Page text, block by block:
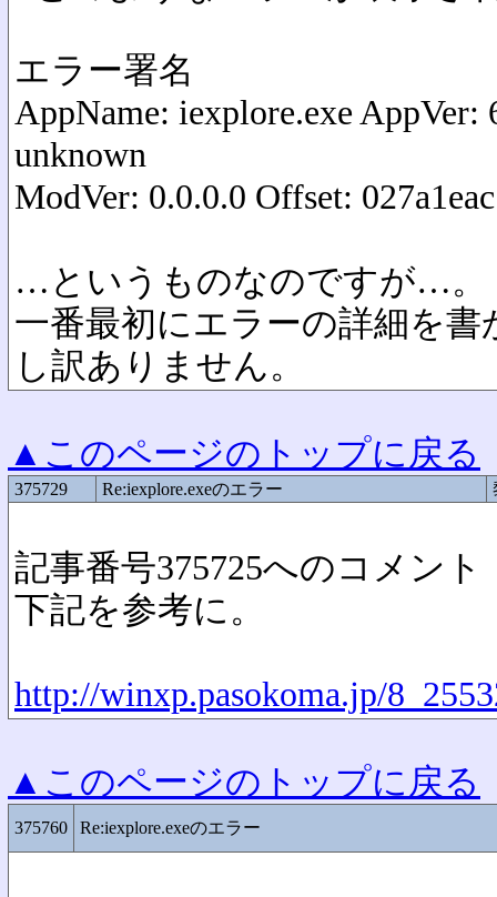
エラー署名
AppName: iexplore.exe AppVer:
unknown
ModVer: 0.0.0.0 Offset: 027a1eac
…というものなのですが…。
一番最初にエラーの詳細を
し訳ありません。
▲このページのトップに戻る
375729 Re:iexplore.exeのエラー
記事番号375725へのコメント
下記を参考に。
http://winxp.pasokoma.jp/
▲このページのトップに戻る
375760 Re:iexplore.exeのエラー